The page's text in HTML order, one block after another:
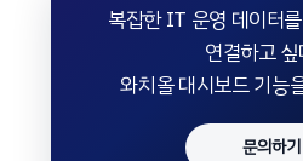
복잡한 IT 운영 데이터
연결하고
와치올 대시보드 기능
문의하기